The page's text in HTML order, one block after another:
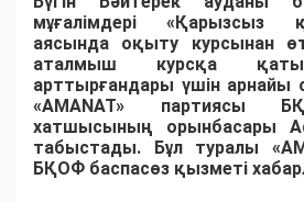
мұғалімдері «Қарызсыз
аясында оқыту курсынан
аталмыш курсқа
арттырғандары үшін арнайы
«AMANAT» партиясы
хатшысының орынбасары
табыстады. Бұл туралы
БҚОФ баспасөз қызметі